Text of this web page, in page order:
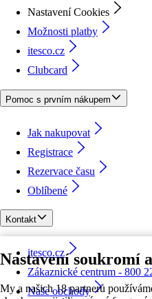
Nastavení soukromí
My a našich 18 partnerů
Nastavení Cookies
Možnosti platby
itesco.cz
Clubcard
Pomoc s prvním nákupem
Jak nakupovat
Registrace
Rezervace času
Oblíbené
Kontakt
itesco.cz
Zákaznické centrum - 800
Naše obchody